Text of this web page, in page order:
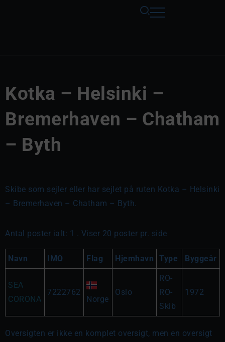
Kotka – Helsinki –
Bremerhaven – Chatham
– Byth
Skibe som sejler eller har sejlet på ruten Kotka – Helsinki
– Bremerhaven – Chatham – Byth.
Antal poster ialt: 1 . Viser 20 poster pr. side
Navn IMO Flag Hjemhavn Type Byggeår
SEA
CORONA
7222762
Norge
Oslo
RO-
RO-
Skib
1972
Oversigten er ikke en komplet oversigt, men en oversigt